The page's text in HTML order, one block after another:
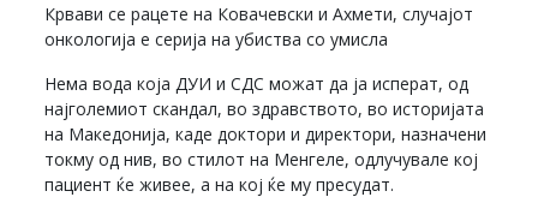
Крвави се рацете на Ковачевски и Ахмети, случајот
онкологија е серија на убиства со умисла
Нема вода која ДУИ и СДС можат да ја исперат, од
најголемиот скандал, во здравството, во историјата
на Македонија, каде доктори и директори, назначени
токму од нив, во стилот на Менгеле, одлучувале кој
пациент ќе живее, а на кој ќе му пресудат.